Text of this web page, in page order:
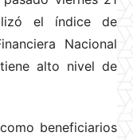
el índice de
Nacional
alto nivel de
beneficiarios